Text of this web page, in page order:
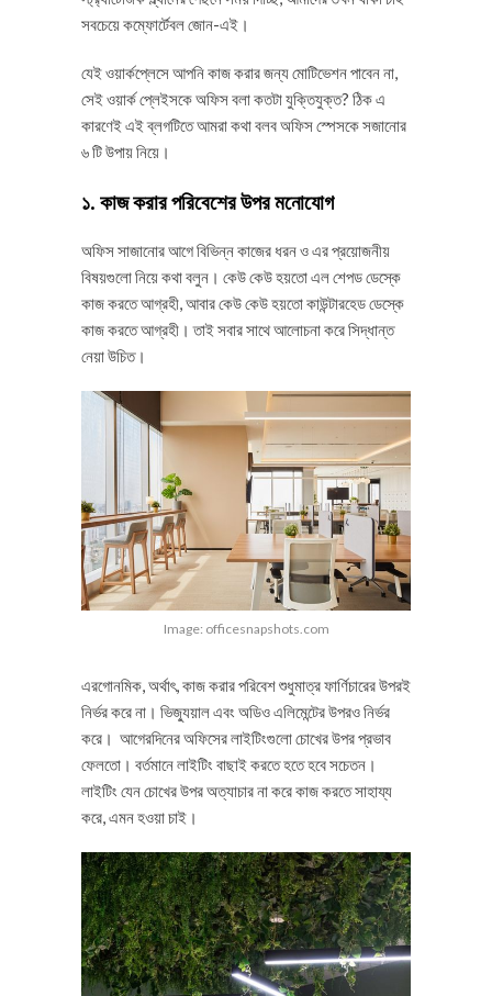
সবচেয়ে কম্ফোর্টেবল জোন-এই।
যেই ওয়ার্কপ্লেসে আপনি কাজ করার জন্য মোটিভেশন পাবেন না,
সেই ওয়ার্ক প্লেইসকে অফিস বলা কতটা যুক্তিযুক্ত? ঠিক এ
কারণেই এই ব্লগটিতে আমরা কথা বলব অফিস স্পেসকে সজানোর
৬ টি উপায় নিয়ে।
১. কাজ করার পরিবেশের উপর মনোযোগ
অফিস সাজানোর আগে বিভিন্ন কাজের ধরন ও এর প্রয়োজনীয়
বিষয়গুলো নিয়ে কথা বলুন। কেউ কেউ হয়তো এল শেপড ডেস্কে
কাজ করতে আগ্রহী, আবার কেউ কেউ হয়তো কাউন্টারহেড ডেস্কে
কাজ করতে আগ্রহী। তাই সবার সাথে আলোচনা করে সিদ্ধান্ত
নেয়া উচিত।
Image: officesnapshots.com
এরগোনমিক, অর্থাৎ, কাজ করার পরিবেশ শুধুমাত্র ফার্ণিচারের উপরই
নির্ভর করে না। ভিজ্যুয়াল এবং অডিও এলিমেন্টের উপরও নির্ভর
করে। আগেরদিনের অফিসের লাইটিংগুলো চোখের উপর প্রভাব
ফেলতো। বর্তমানে লাইটিং বাছাই করতে হতে হবে সচেতন।
লাইটিং যেন চোখের উপর অত্যাচার না করে কাজ করতে সাহায্য
করে, এমন হওয়া চাই।